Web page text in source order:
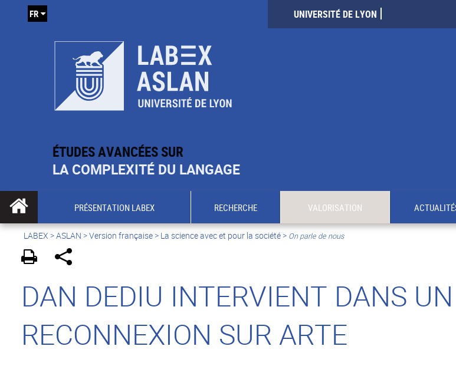
ÉTUDES AVANCÉES SUR
LA COMPLEXITÉ DU LANGAGE
UNIVERSITÉ DE LYON
FR
PRÉSENTATION LABEX RECHERCHE VALORISATION
LABEX >ASLAN >Version française> La science avec et pour la société> On parle de nous
DAN DEDIU INTERVIENT DANS
RECONNEXION SUR ARTE